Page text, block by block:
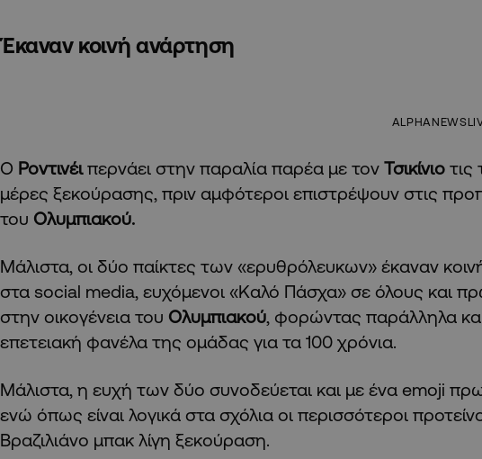
Έκαναν κοινή ανάρτηση
Ο Ροντινέιπερνάει στην παραλία παρέα με τον Τσικίνιο τις
μέρες ξεκούρασης, πριν αμφότεροι επιστρέψουν στις
του Ολυμπιακού.
Μάλιστα, οι δύο παίκτες των «ερυθρόλευκων» έκαναν
στα social media, ευχόμενοι «Καλό Πάσχα» σε όλους και
στην οικογένεια του Ολυμπιακού, φορώντας παράλληλα
επετειακή φανέλα της ομάδας για τα 100 χρόνια.
Μάλιστα, η ευχή των δύο συνοδεύεται και με ένα emoji
ενώ όπως είναι λογικά στα σχόλια οι περισσότεροι
Βραζιλιάνο μπακ λίγη ξεκούραση.